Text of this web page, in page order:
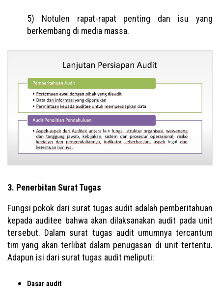
5) Notulen rapat-rapat penting dan isu yang
berkembang di media massa.
3. Penerbitan Surat Tugas
Fungsi pokok dari surat tugas audit adalah pemberitahuan
kepada auditee bahwa akan dilaksanakan audit pada unit
tersebut. Dalam surat tugas audit umumnya tercantum
tim yang akan terlibat dalam penugasan di unit tertentu.
Adapun isi dari surat tugas audit meliputi:
Dasar audit